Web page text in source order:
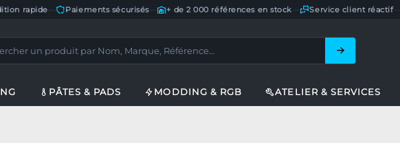
rapide Paiements sécurisés— + de 2 000 références en stock Service client réactif—
PÂTES & PADS MODDING & RGB ATELIER & SERVICES